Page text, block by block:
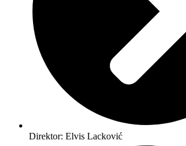
Direktor: Elvis Lacković